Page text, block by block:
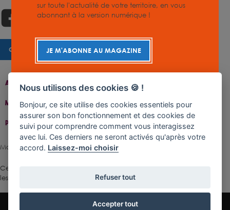
Accueil Contact Plan Du Site Accessibilité
Mentions Légales Gestion De Cookies
Politique De Confidentialité
CHARTE GRAPHIQUE
Made with ♥ by Rangoon
Ce site est protégé par reCAPTCHA.
les conditions d'utilisation
de Google s'appliquent.
sur toute l'actualité de votre territoire, en vous
abonnant à la version numérique !
JE M'ABONNE AU MAGAZINE
Nous utilisons des cookies 🍪 !
Bonjour, ce site utilise des cookies essentiels pour
assurer son bon fonctionnement et des cookies de
suivi pour comprendre comment vous interagissez
avec lui. Ces derniers ne seront activés qu'après votre
accord. Laissez-moi choisir
Refuser tout
Accepter tout